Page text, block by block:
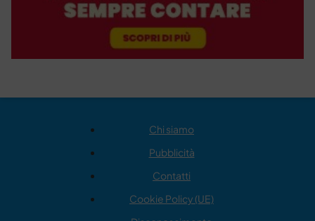
Chi siamo
Pubblicità
Contatti
Cookie Policy (UE)